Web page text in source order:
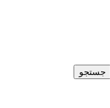
جستجو